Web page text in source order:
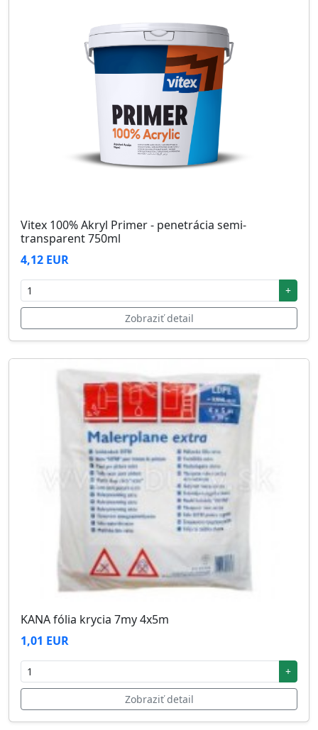
Vitex 100% Akryl Primer - penetrácia semi-
transparent 750ml
4,12 EUR
+
Zobraziť detail
KANA fólia krycia 7my 4x5m
1,01 EUR
+
Zobraziť detail